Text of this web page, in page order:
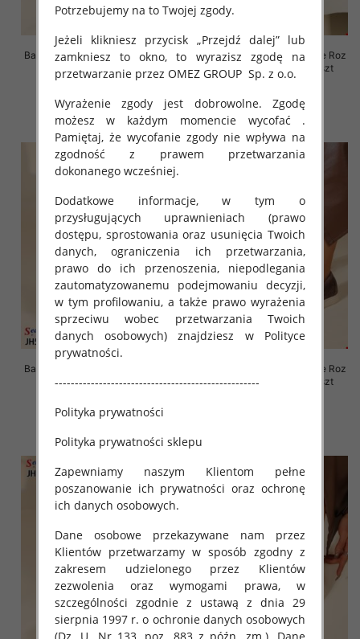
Balerinki/ Espadryle damskie Roz
36-41, 1 kolor Paczka 8 szt
szczegóły
Balerinki/ Espadryle damskie Roz
36-41, 1 kolor Paczka 8 szt
szczegóły
Balerinki/ Espadryle damskie Roz
36-41, 1 kolor Paczka 8 szt
61.00 zł
Balerinki/ Espadryle damskie Roz
36-41, 1 kolor Paczka 8 szt
Potrzebujemy na to Twojej zgody.
Jeżeli klikniesz przycisk „Przejdź dalej” lub
zamkniesz to okno, to wyrazisz zgodę na
przetwarzanie przez OMEZ GROUP Sp. z o.o.
Wyrażenie zgody jest dobrowolne. Zgodę
możesz w każdym momencie wycofać .
Pamiętaj, że wycofanie zgody nie wpływa na
zgodność z prawem przetwarzania
dokonanego wcześniej.
Dodatkowe informacje, w tym o
przysługujących uprawnieniach (prawo
dostępu, sprostowania oraz usunięcia Twoich
danych, ograniczenia ich przetwarzania,
prawo do ich przenoszenia, niepodlegania
zautomatyzowanemu podejmowaniu decyzji,
w tym profilowaniu, a także prawo wyrażenia
sprzeciwu wobec przetwarzania Twoich
danych osobowych) znajdziesz w Polityce
prywatności.
---------------------------------------------------
Polityka prywatności
Polityka prywatności sklepu
Zapewniamy naszym Klientom pełne
poszanowanie ich prywatności oraz ochronę
ich danych osobowych.
Dane osobowe przekazywane nam przez
Klientów przetwarzamy w sposób zgodny z
zakresem udzielonego przez Klientów
zezwolenia oraz wymogami prawa, w
szczególności zgodnie z ustawą z dnia 29
sierpnia 1997 r. o ochronie danych osobowych
(Dz. U. Nr 133, poz. 883 z późn. zm.). Dane